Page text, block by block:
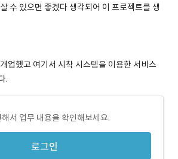
수 있으면 좋겠다 생각되어 이 프로젝트를 생
업했고 여기서 시착 시스템을 이용한 서비스
.
서 업무 내용을 확인해보세요.
로그인